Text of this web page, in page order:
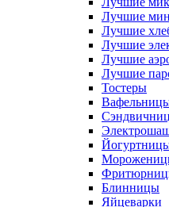
Лучшие
Лучшие
Лучшие
Лучшие
Лучшие
Тостеры
Блинницы
Яйцеварки